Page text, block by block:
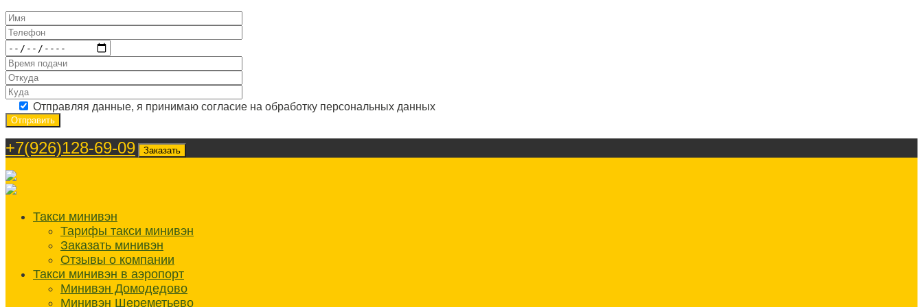
Отправляя данные, я принимаю согласие на обработку персональных данных
+7(926)128-69-09 Заказать
Такси минивэн
Тарифы такси минивэн
Заказать минивэн
Отзывы о компании
Такси минивэн в аэропорт
Минивэн Домодедово
Минивэн Шереметьево